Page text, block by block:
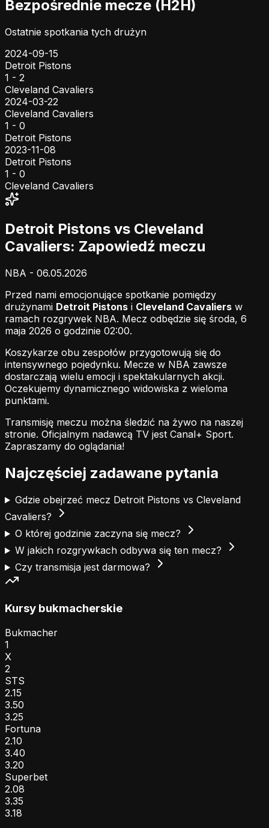
Bezpośrednie mecze (H2H)
Ostatnie spotkania tych drużyn
2024-09-15
Detroit Pistons
1 - 2
Cleveland Cavaliers
2024-03-22
Cleveland Cavaliers
1 - 0
Detroit Pistons
2023-11-08
Detroit Pistons
1 - 0
Cleveland Cavaliers
Detroit Pistons vs Cleveland
Cavaliers: Zapowiedź meczu
NBA - 06.05.2026
Przed nami emocjonujące spotkanie pomiędzy
drużynami Detroit Pistons i Cleveland Cavaliers w
ramach rozgrywek NBA. Mecz odbędzie się środa, 6
maja 2026 o godzinie 02:00.
Koszykarze obu zespołów przygotowują się do
intensywnego pojedynku. Mecze w NBA zawsze
dostarczają wielu emocji i spektakularnych akcji.
Oczekujemy dynamicznego widowiska z wieloma
punktami.
Transmisję meczu można śledzić na żywo na naszej
stronie. Oficjalnym nadawcą TV jest Canal+ Sport.
Zapraszamy do oglądania!
Najczęściej zadawane pytania
Gdzie obejrzeć mecz Detroit Pistons vs Cleveland
Cavaliers?
O której godzinie zaczyna się mecz?
W jakich rozgrywkach odbywa się ten mecz?
Czy transmisja jest darmowa?
Kursy bukmacherskie
Bukmacher
1
X
2
STS
2.15
3.50
3.25
Fortuna
2.10
3.40
3.20
Superbet
2.08
3.35
3.18